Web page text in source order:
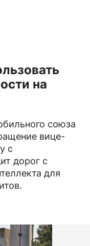
на
союза
вице-
с
дорог с
для